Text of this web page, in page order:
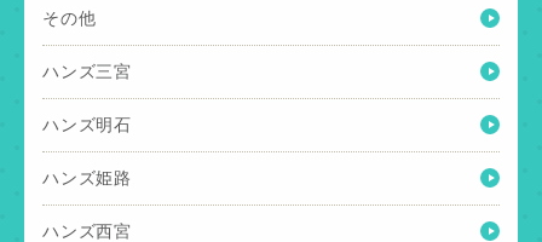
その他
ハンズ三宮
ハンズ明石
ハンズ姫路
ハンズ西宮